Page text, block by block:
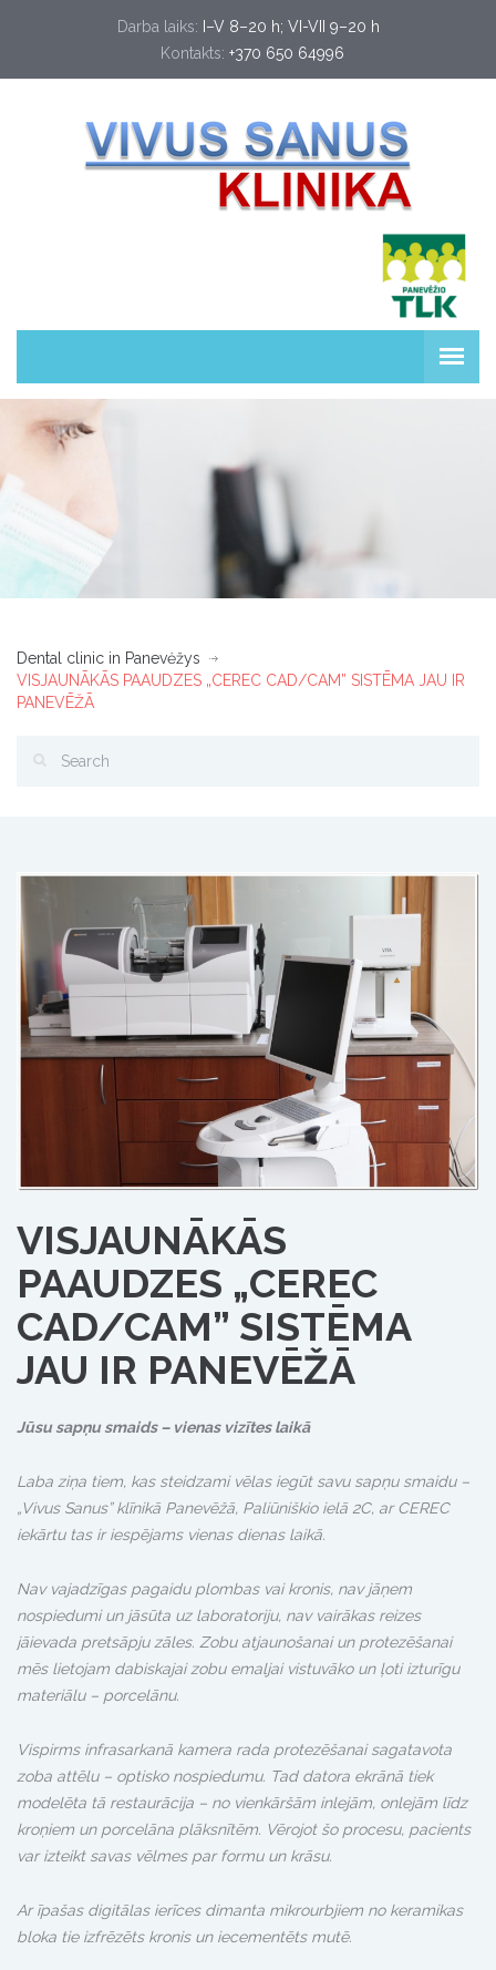
Darba laiks: I–V 8–20 h; VI-VII 9–20 h
Kontakts: +370 650 64996
Dental clinic in Panevėžys
VISJAUNĀKĀS PAAUDZES „CEREC CAD/CAM” SISTĒMA JAU IR
PANEVĒŽĀ
VISJAUNĀKĀS
PAAUDZES „CEREC
CAD/CAM” SISTĒMA
JAU IR PANEVĒŽĀ
Jūsu sapņu smaids – vienas vizītes laikā
Laba ziņa tiem, kas steidzami vēlas iegūt savu sapņu smaidu –
„Vivus Sanus” klīnikā Panevēžā, Paliūniškio ielā 2C, ar CEREC
iekārtu tas ir iespējams vienas dienas laikā.
Nav vajadzīgas pagaidu plombas vai kronis, nav jāņem
nospiedumi un jāsūta uz laboratoriju, nav vairākas reizes
jāievada pretsāpju zāles. Zobu atjaunošanai un protezēšanai
mēs lietojam dabiskajai zobu emaljai vistuvāko un ļoti izturīgu
materiālu – porcelānu.
Vispirms infrasarkanā kamera rada protezēšanai sagatavota
zoba attēlu – optisko nospiedumu. Tad datora ekrānā tiek
modelēta tā restaurācija – no vienkāršām inlejām, onlejām līdz
kroņiem un porcelāna plāksnītēm. Vērojot šo procesu, pacients
var izteikt savas vēlmes par formu un krāsu.
Ar īpašas digitālas ierīces dimanta mikrourbjiem no keramikas
bloka tie izfrēzēts kronis un iecementēts mutē.